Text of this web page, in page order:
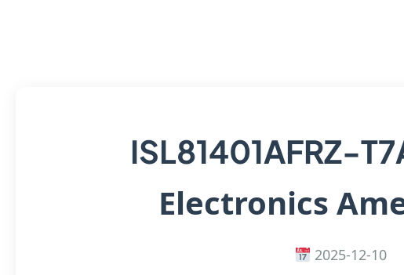
ISL81401AFRZ-
Electronics
2025-12-10